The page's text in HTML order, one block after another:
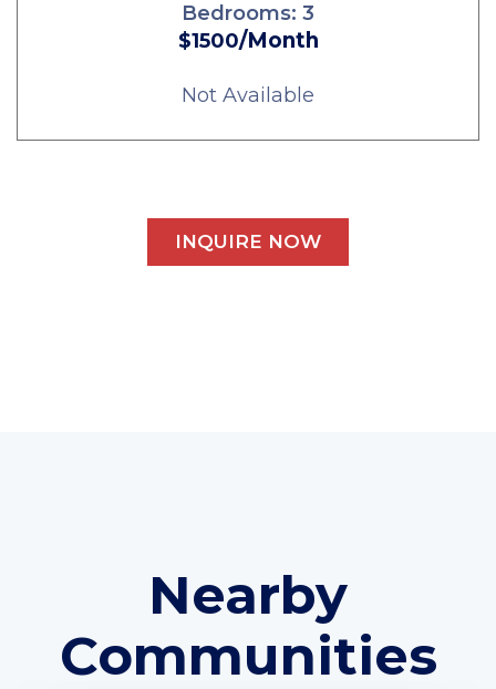
Bedrooms: 3
$1500/Month
Not Available
INQUIRE NOW
Nearby
Communities